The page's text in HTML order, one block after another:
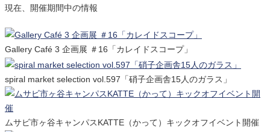
現在、開催期間中の情報
Gallery Café 3 企画展 ＃16「カレイドスコープ」
spiral market selection vol.597「硝子企画舎15人のガラス」
ムサビ市ヶ谷キャンパスKATTE（かって）キックオフイベント開催